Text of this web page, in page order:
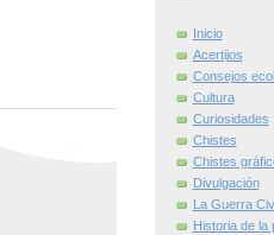
Inicio
Acertijos
Consejos
Cultura
Curiosidades
Chistes
Chistes
Divulgación
La Guerra
Historia de la